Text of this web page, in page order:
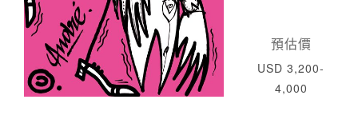
預估價
USD 3,200-
4,000